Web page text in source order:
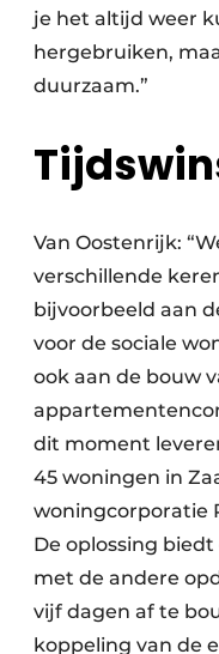
je het altijd weer
hergebruiken,
duurzaam.”
Van Oostenrijk:
verschillende
bijvoorbeeld aan
voor de sociale
ook aan de bouw
dit moment
45 woningen in
woningcorporatie
De oplossing
met de andere
vijf dagen af te
koppeling van de